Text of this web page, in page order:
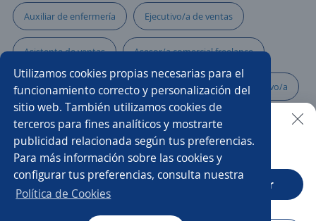
Utilizamos cookies propias necesarias para el
funcionamiento correcto y personalización del
sitio web. También utilizamos cookies de
terceros para fines analíticos y mostrarte
publicidad relacionada según tus preferencias.
Para más información sobre las cookies y
configurar tus preferencias, consulta nuestra
Política de Cookies
Auxiliar de enfermería Ejecutivo/a de ventas
Asistente de ventas Asesor/a comercial freelance
Ayudante de servicios generales Auxiliar administrativo/a
Asesor/a comercial Profesor/a Higienista
Comercial tienda Asesor/a comercial punto de venta
Médico/a general
Buscar es más fácil en la app
CT App Abrir